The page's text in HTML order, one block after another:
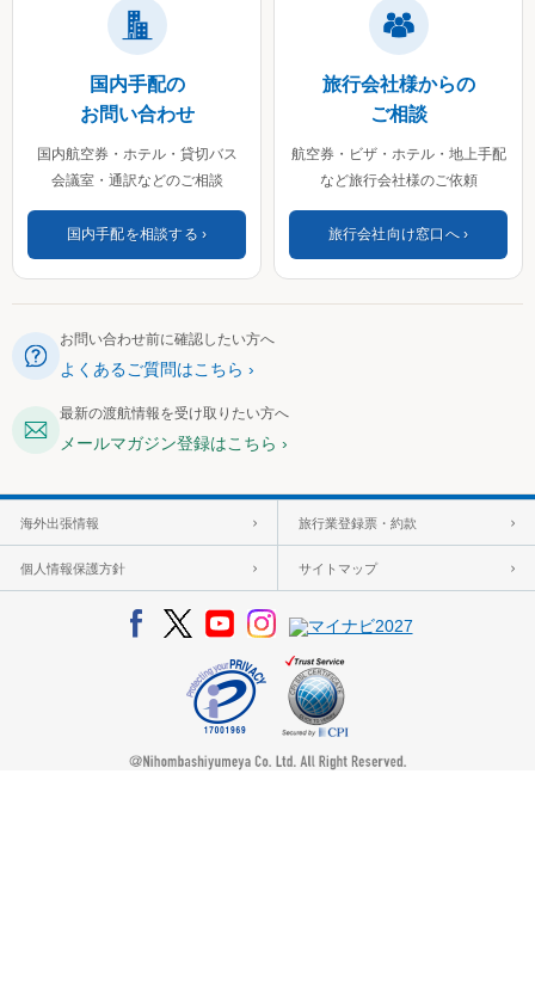
国内手配の
お問い合わせ
国内航空券・ホテル・貸切バス
会議室・通訳などのご相談
国内手配を相談する
旅行会社様からの
ご相談
航空券・ビザ・ホテル・地上手配
など旅行会社様のご依頼
旅行会社向け窓口へ
お問い合わせ前に確認したい方へ
よくあるご質問はこちら
最新の渡航情報を受け取りたい方へ
メールマガジン登録はこちら
海外出張情報 旅行業登録票・約款
個人情報保護方針 サイトマップ